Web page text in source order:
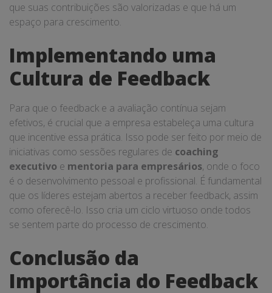
que suas contribuições são valorizadas e que há um
espaço para crescimento.
Implementando uma
Cultura de Feedback
Para que o feedback e a avaliação contínua sejam
efetivos, é crucial que a empresa estabeleça uma cultura
que incentive essa prática. Isso pode ser feito por meio de
iniciativas como sessões regulares de coaching
executivo e mentoria para empresários, onde o foco
é o desenvolvimento pessoal e profissional. É fundamental
que os líderes estejam abertos a receber feedback, assim
como oferecê-lo. Isso cria um ciclo virtuoso onde todos
se sentem parte do processo de crescimento.
Conclusão da
Importância do Feedback